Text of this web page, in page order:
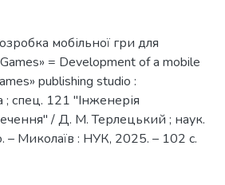
мобільної гри для
= Development of a mobile
publishing studio :
; спец. 121 "Інженерія
/ Д. М. Терлецький ; наук.
– Миколаїв : НУК, 2025. – 102 с.